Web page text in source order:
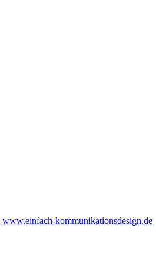
www.einfach-kommunikationsdesign.de